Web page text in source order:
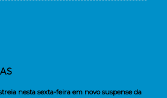
nesta sexta-feira em novo suspense da